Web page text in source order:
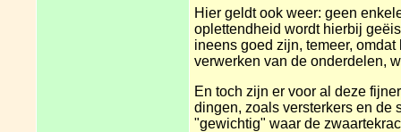
Hier geldt ook weer: geen
oplettendheid wordt hierbij
ineens goed zijn, temeer,
verwerken van de onderdelen,
En toch zijn er voor al deze
dingen, zoals versterkers en de
"gewichtig" waar de